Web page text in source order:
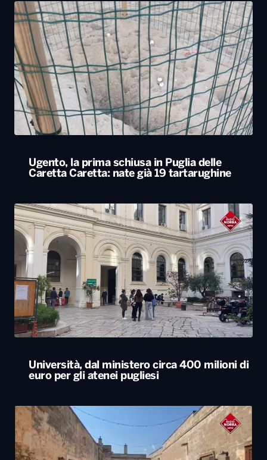
Ugento, la prima schiusa in Puglia delle
Caretta Caretta: nate già 19 tartarughine
Università, dal ministero circa 400 milioni di
euro per gli atenei pugliesi